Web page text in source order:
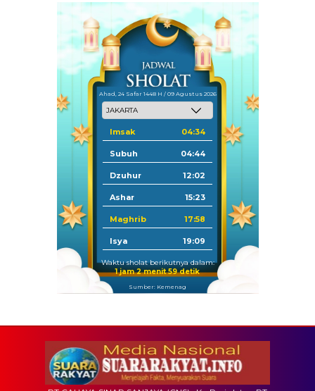
Ahad, 24 Safar 1448 H / 09 Agustus 2026
Imsak 04:34
Subuh 04:44
Dzuhur 12:02
Ashar 15:23
Maghrib 17:58
Isya 19:09
Waktu sholat berikutnya dalam:
1 jam 2 menit 58 detik
Sumber: Kemenag